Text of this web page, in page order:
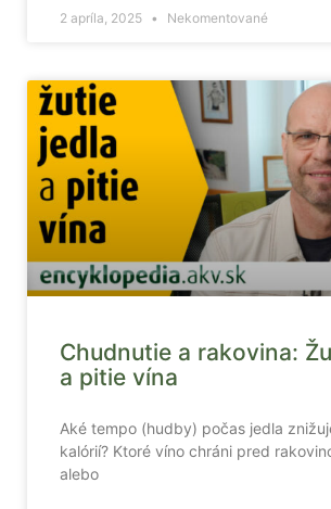
2 apríla, 2025 Nekomentované
Chudnutie a rakovina:
a pitie vína
Aké tempo (hudby) počas jedla
kalórií? Ktoré víno chráni pred
alebo